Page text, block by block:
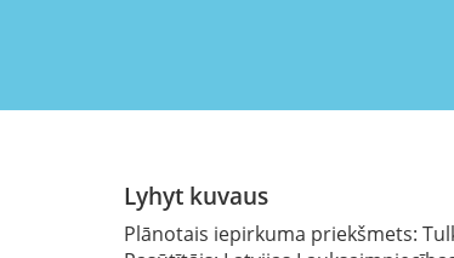
Lyhyt kuvaus
Plānotais iepirkuma priekšmets: